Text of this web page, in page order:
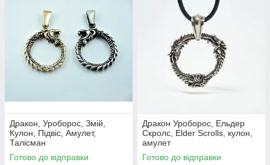
Дракон, Уроборос, Змій,
Кулон, Підвіс, Амулет,
Талісман
Готово до відправки
Дракон Уроборос, Ельдер
Скролс, Elder Scrolls, кулон,
амулет
Готово до відправки